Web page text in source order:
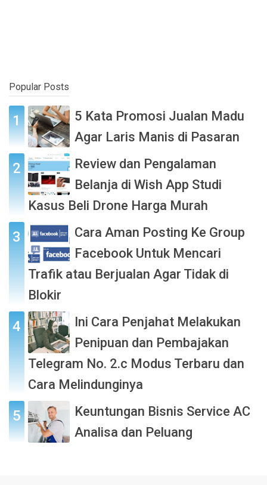
Popular Posts
5 Kata Promosi Jualan Madu
Agar Laris Manis di Pasaran
Review dan Pengalaman
Belanja di Wish App Studi
Kasus Beli Drone Harga Murah
Cara Aman Posting Ke Group
Facebook Untuk Mencari
Trafik atau Berjualan Agar Tidak di
Blokir
Ini Cara Penjahat Melakukan
Penipuan dan Pembajakan
Telegram No. 2.c Modus Terbaru dan
Cara Melindunginya
Keuntungan Bisnis Service AC
Analisa dan Peluang